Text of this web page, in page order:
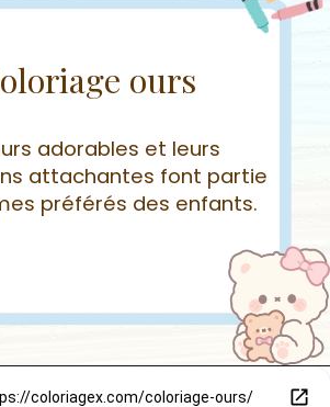
ours
adorables et leurs
attachantes font partie
préférés des enfants.
coloriagex.com/coloriage-ours/